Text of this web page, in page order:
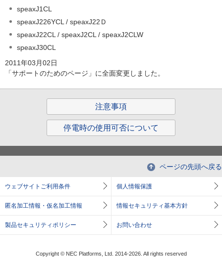
speaxJ1CL
speaxJ226YCL / speaxJ22Ｄ
speaxJ22CL / speaxJ2CL / speaxJ2CLW
speaxJ30CL
2011年03月02日
「サポートのためのページ」に全面変更しました。
注意事項
停電時の使用可否について
ページの先頭へ戻る
ウェブサイトご利用条件 個人情報保護
匿名加工情報・仮名加工情報 情報セキュリティ基本方針
製品セキュリティポリシー お問い合わせ
Copyright © NEC Platforms, Ltd. 2014-2026. All rights reserved